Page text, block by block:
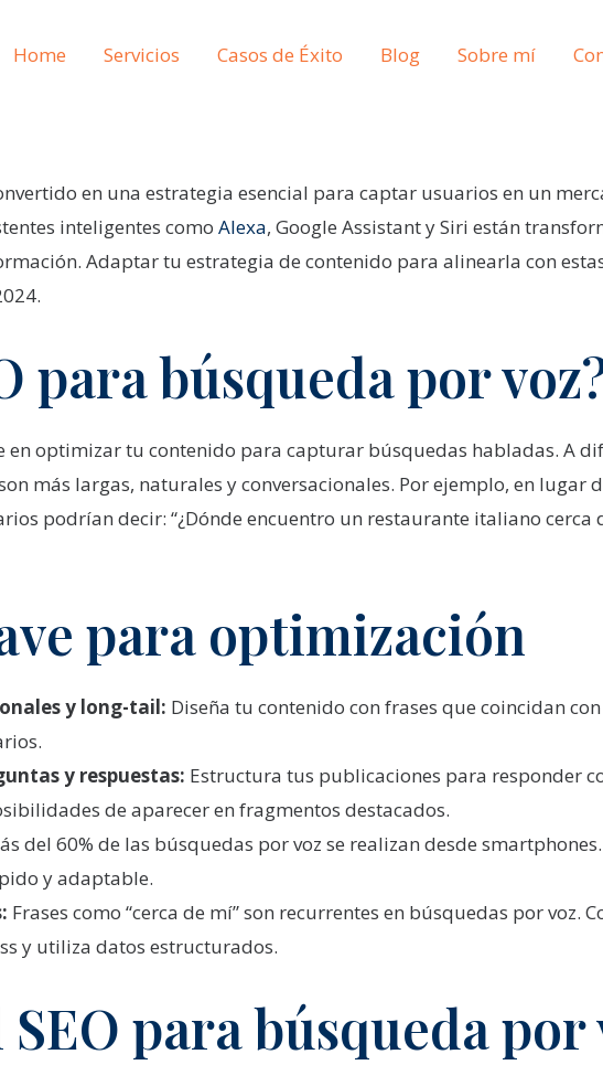
Home Servicios Casos de Éxito Blog Sobre mí
en una estrategia esencial para captar usuarios en un
inteligentes comoAlexa, Google Assistant y Siri están
Adaptar tu estrategia de contenido para alinearla con
para búsqueda por
en optimizar tu contenido para capturar búsquedas habladas. A
más largas, naturales y conversacionales. Por ejemplo, en lugar
podrían decir: “¿Dónde encuentro un restaurante italiano cerca
para optimización
y long-tail: Diseña tu contenido con frases que coincidan
y respuestas: Estructura tus publicaciones para responder
de aparecer en fragmentos destacados.
del 60% de las búsquedas por voz se realizan desde smartphones.
y adaptable.
Frases como “cerca de mí” son recurrentes en búsquedas por voz.
y utiliza datos estructurados.
para búsqueda por